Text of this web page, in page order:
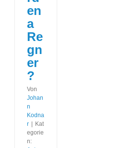
en
a
Re
gn
er
?
Von
Johan
n
Kodna
r
Kat
egorie
n: